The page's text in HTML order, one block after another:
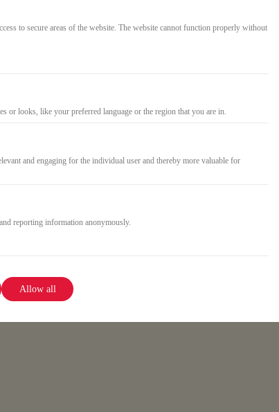
Schlaf und Stresslevel wieder ins
to secure areas of the website. The website cannot function properly without
or looks, like your preferred language or the region that you are in.
and engaging for the individual user and thereby more valuable for
reporting information anonymously.
Allow all